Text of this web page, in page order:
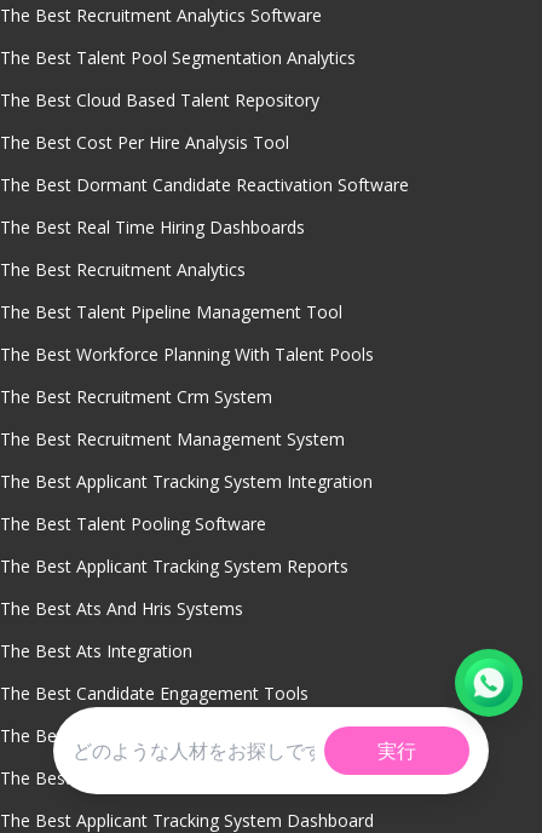
実行
The Best Recruitment Analytics Software
The Best Talent Pool Segmentation Analytics
The Best Cloud Based Talent Repository
The Best Cost Per Hire Analysis Tool
The Best Dormant Candidate Reactivation Software
The Best Real Time Hiring Dashboards
The Best Recruitment Analytics
The Best Talent Pipeline Management Tool
The Best Workforce Planning With Talent Pools
The Best Recruitment Crm System
The Best Recruitment Management System
The Best Applicant Tracking System Integration
The Best Talent Pooling Software
The Best Applicant Tracking System Reports
The Best Ats And Hris Systems
The Best Ats Integration
The Best Candidate Engagement Tools
The Best Ats Crm Software
The Best Applicant Tracking System For Staffing Agencies
The Best Applicant Tracking System Dashboard